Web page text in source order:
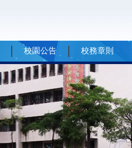
校園公告 校務章則